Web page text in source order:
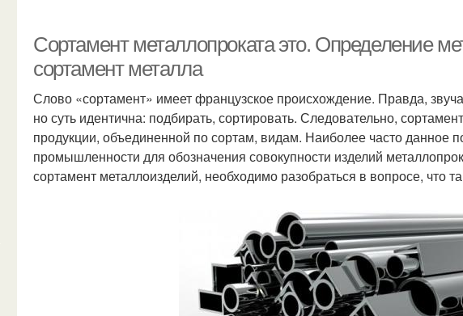
Сортамент металлопроката это. Определение
сортамент металла
Слово «сортамент» имеет французское происхождение. Правда,
но суть идентична: подбирать, сортировать. Следовательно,
продукции, объединенной по сортам, видам. Наиболее часто данное
промышленности для обозначения совокупности изделий
сортамент металлоизделий, необходимо разобраться в вопросе, что